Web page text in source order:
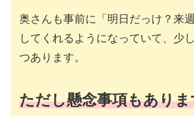
奥さんも事前に「明日だっけ？来
してくれるようになっていて、少
つあります。
ただし懸念事項もありま